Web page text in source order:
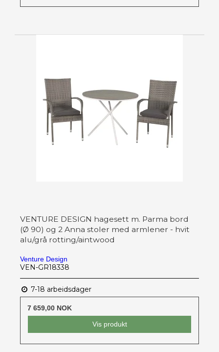
VENTURE DESIGN hagesett m. Parma bord
(Ø 90) og 2 Anna stoler med armlener - hvit
alu/grå rotting/aintwood
Venture Design
VEN-GR18338
7-18 arbeidsdager
7 659,00 NOK
Vis produkt